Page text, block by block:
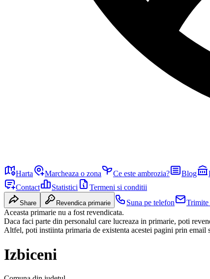
Harta Marcheaza o zona Ce este ambrozia? Blog
Contact
Statistici Termeni si conditii
Share Revendica primarie Suna pe telefon
Trimite
Aceasta primarie nu a fost revendicata.
Daca faci parte din personalul care lucreaza in primarie, poti
Altfel, poti instiinta primaria de existenta acestei pagini prin email
Izbiceni